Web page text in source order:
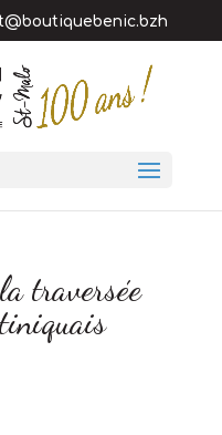
traversée